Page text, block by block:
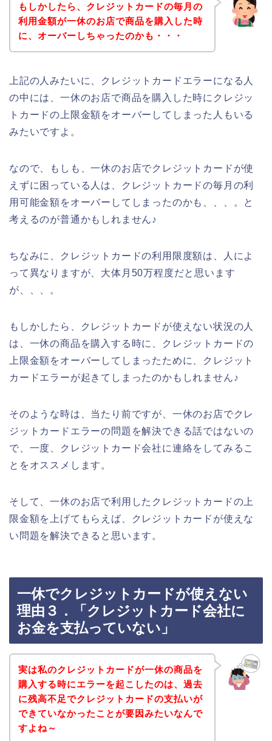
もしかしたら、クレジットカードの毎月の
利用金額が一休のお店で商品を購入した時
に、オーバーしちゃったのかも・・・
上記の人みたいに、クレジットカードエラーになる人
の中には、一休のお店で商品を購入した時にクレジッ
トカードの上限金額をオーバーしてしまった人もいる
みたいですよ。
なので、もしも、一休のお店でクレジットカードが使
えずに困っている人は、クレジットカードの毎月の利
用可能金額をオーバーしてしまったのかも、、、。と
考えるのが普通かもしれません♪
ちなみに、クレジットカードの利用限度額は、人によ
って異なりますが、大体月50万程度だと思います
が、、、。
もしかしたら、クレジットカードが使えない状況の人
は、一休の商品を購入する時に、クレジットカードの
上限金額をオーバーしてしまったために、クレジット
カードエラーが起きてしまったのかもしれません♪
そのような時は、当たり前ですが、一休のお店でクレ
ジットカードエラーの問題を解決できる話ではないの
で、一度、クレジットカード会社に連絡をしてみるこ
とをオススメします。
そして、一休のお店で利用したクレジットカードの上
限金額を上げてもらえば、クレジットカードが使えな
い問題を解決できると思います。
一休でクレジットカードが使えない
理由３．「クレジットカード会社に
お金を支払っていない」
実は私のクレジットカードが一休の商品を
購入する時にエラーを起こしたのは、過去
に残高不足でクレジットカードの支払いが
できていなかったことが要因みたいなんで
すよね～